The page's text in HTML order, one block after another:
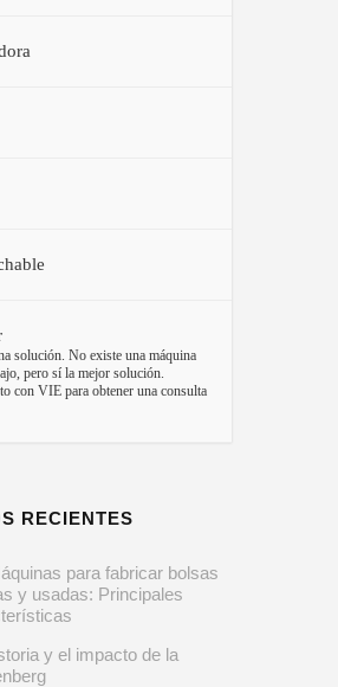
solución. No existe una máquina
pero sí la mejor solución.
con VIE para obtener una consulta
RECIENTES
para fabricar bolsas
y usadas: Principales
y el impacto de la